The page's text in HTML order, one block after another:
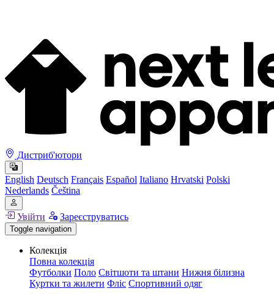
Дистриб'ютори
English Deutsch Français Español Italiano Hrvatski Polski
Nederlands Čeština
Увійти Зареєструватись
Toggle navigation
Колекція
Повна колекція
Футболки Поло Світшоти та штани Нижня білизна
Куртки та жилети Фліс Спортивний одяг